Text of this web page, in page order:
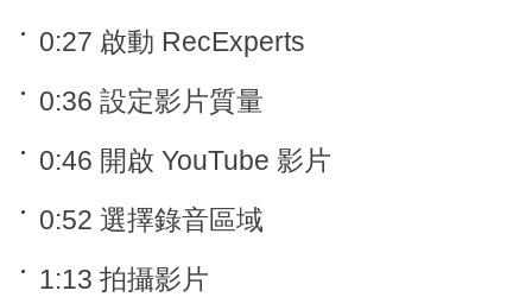
0:27 啟動 RecExperts
0:36 設定影片質量
0:46 開啟 YouTube 影片
0:52 選擇錄音區域
1:13 拍攝影片